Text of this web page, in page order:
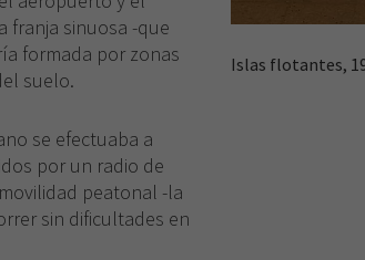
franja sinuosa -que
formada por zonas
suelo.
se efectuaba a
por un radio de
peatonal -la
sin dificultades en
Islas flotantes,